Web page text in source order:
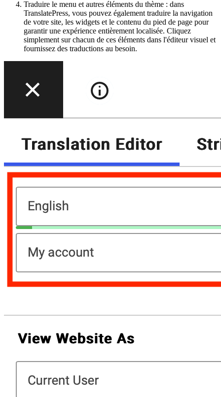
Traduire le menu et autres éléments du thème : dans
TranslatePress, vous pouvez également traduire la navigation
de votre site, les widgets et le contenu du pied de page pour
garantir une expérience entièrement localisée. Cliquez
simplement sur chacun de ces éléments dans l'éditeur visuel et
fournissez des traductions au besoin.